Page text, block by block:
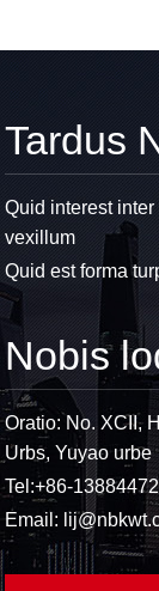
Tardus
Quid interest
vexillum
Quid est forma
Nobis
Oratio: No. XCII,
Urbs, Yuyao urbe
Tel:+86-
Email: